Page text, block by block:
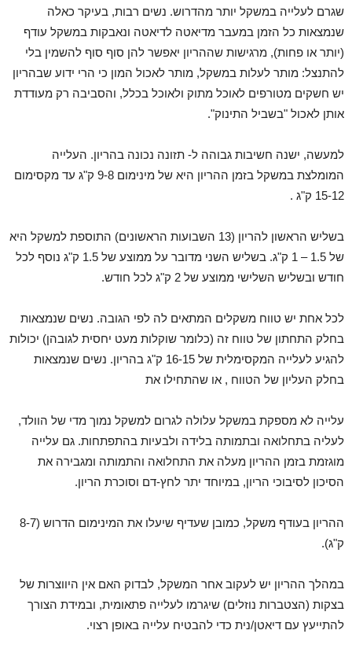
שגרם לעלייה במשקל יותר מהדרוש. נשים רבות, בעיקר כאלה
שנמצאות כל הזמן במעבר מדיאטה לדיאטה ונאבקות במשקל עודף
(יותר או פחות), מרגישות שההריון יאפשר להן סוף סוף להשמין בלי
להתנצל: מותר לעלות במשקל, מותר לאכול המון כי הרי ידוע שבהריון
יש חשקים מטורפים לאוכל מתוק ולאוכל בכלל, והסביבה רק מעודדת
אותן לאכול "בשביל התינוק".
למעשה, ישנה חשיבות גבוהה ל- תזונה נכונה בהריון. העלייה
המומלצת במשקל בזמן ההריון היא של מינימום 9-8 ק"ג עד מקסימום
15-12 ק"ג .
בשליש הראשון להריון (13 השבועות הראשונים) התוספת למשקל היא
של 1.5 – 1 ק"ג. בשליש השני מדובר על ממוצע של 1.5 ק"ג נוסף לכל
חודש ובשליש השלישי ממוצע של 2 ק"ג לכל חודש.
לכל אחת יש טווח משקלים המתאים לה לפי הגובה. נשים שנמצאות
בחלק התחתון של טווח זה (כלומר שוקלות מעט יחסית לגובהן) יכולות
להגיע לעלייה המקסימלית של 16-15 ק"ג בהריון. נשים שנמצאות
בחלק העליון של הטווח , או שהתחילו את
עלייה לא מספקת במשקל עלולה לגרום למשקל נמוך מדי של הוולד,
לעליה בתחלואה ובתמותה בלידה ולבעיות בהתפתחות. גם עלייה
מוגזמת בזמן ההריון מעלה את התחלואה והתמותה ומגבירה את
הסיכון לסיבוכי הריון, במיוחד יתר לחץ-דם וסוכרת הריון.
ההריון בעודף משקל, כמובן שעדיף שיעלו את המינימום הדרוש (8-7
ק"ג).
במהלך ההריון יש לעקוב אחר המשקל, לבדוק האם אין היווצרות של
בצקות (הצטברות נוזלים) שיגרמו לעלייה פתאומית, ובמידת הצורך
להתייעץ עם דיאטן/נית כדי להבטיח עלייה באופן רצוי.